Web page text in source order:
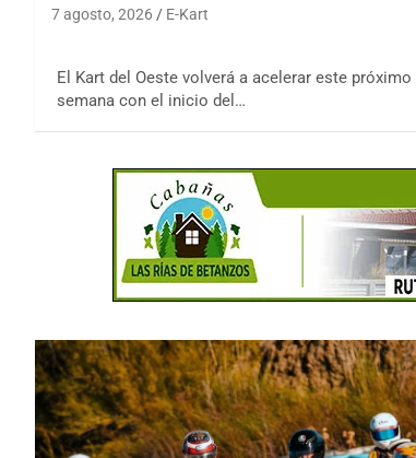
7 agosto, 2026 E-Kart
El Kart del Oeste volverá a acelerar este próximo
semana con el inicio del…